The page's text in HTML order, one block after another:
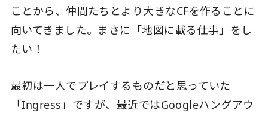
ことから、仲間たちとより大きなCFを作ることに
向いてきました。まさに「地図に載る仕事」をし
たい！
最初は一人でプレイするものだと思っていた
「Ingress」ですが、最近ではGoogleハングアウ